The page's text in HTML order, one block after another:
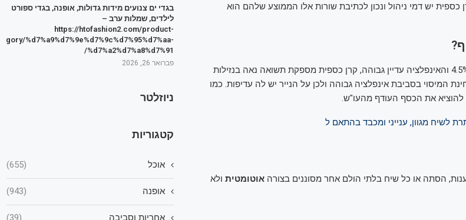
כספית יש דמי ניהול ונכון לכתיבת שורות אלו הממוצע שלהם הוא
נכון להיום, כשהריבית עומדת על 4.5% והאינפלציה עדיין גבוהה, קרן כספית מספקת תשואה נאה בנזילות
המיסוי בסביבת אינפלציה גבוהה ולכן על הנייר יש לה עדיפות. כמו
את הכסף העודף מהעו"ש.
לשיח מגוון, ענייני ומכבד בהתאם ל
הסתה או כל שיח בלתי הולם אחר מסוננים בצורה אוטומטיתולא
בגדי ים צנועים מידות גדולות, אופנה, בגדי ספורט
לילדים, שמלות ערב –
https://htofashion2.com/product-
%d7%a9%d7%9e%d7%9c%d7%95%d7%aa-
%d7%a2%d7%a8%d7%91/
פברואר 26, 2026
ניוזלטר
קטגוריות
אוכל (655)
אופנה (943)
אחריות וסביבה (39)